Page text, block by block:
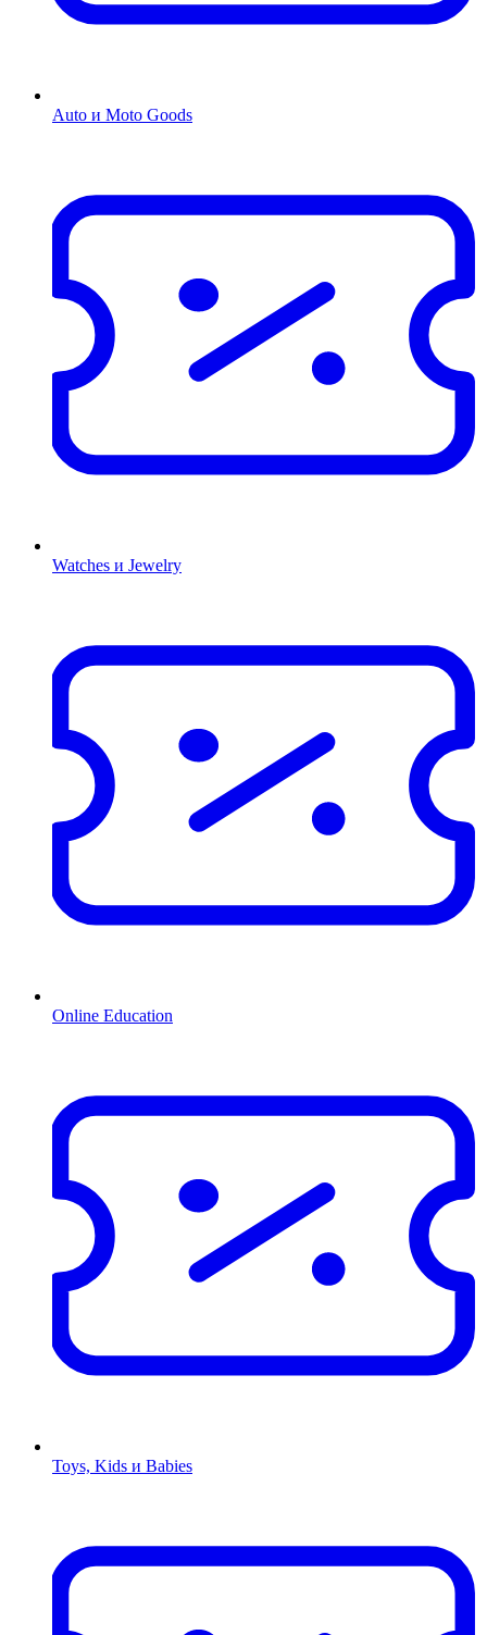
Auto и Moto Goods
Watches и Jewelry
Online Education
Toys, Kids и Babies